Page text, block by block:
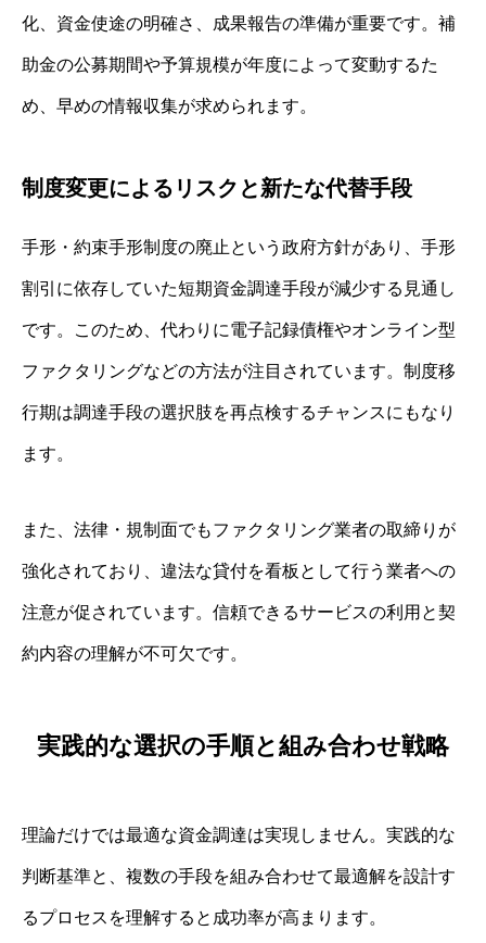
化、資金使途の明確さ、成果報告の準備が重要です。補
助金の公募期間や予算規模が年度によって変動するた
め、早めの情報収集が求められます。
制度変更によるリスクと新たな代替手段
手形・約束手形制度の廃止という政府方針があり、手形
割引に依存していた短期資金調達手段が減少する見通し
です。このため、代わりに電子記録債権やオンライン型
ファクタリングなどの方法が注目されています。制度移
行期は調達手段の選択肢を再点検するチャンスにもなり
ます。
また、法律・規制面でもファクタリング業者の取締りが
強化されており、違法な貸付を看板として行う業者への
注意が促されています。信頼できるサービスの利用と契
約内容の理解が不可欠です。
実践的な選択の手順と組み合わせ戦略
理論だけでは最適な資金調達は実現しません。実践的な
判断基準と、複数の手段を組み合わせて最適解を設計す
るプロセスを理解すると成功率が高まります。